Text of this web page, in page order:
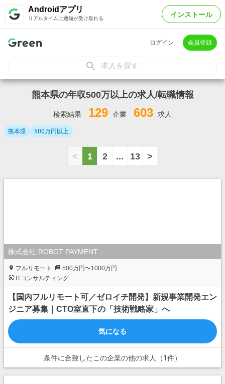
Androidアプリ
リアルタイムに通知が受け取れる インストール
ログイン 会員登録
求人を探す
熊本県の年収500万以上の求人/転職情報
検索結果 129 企業 603 求人
熊本県 500万円以上
< 1 2 ... 13 >
株式会社 ROBOT PAYMENT
フルリモート
500万円〜1000万円
ITコンサルティング
【国内フルリモート可／ゼロイチ開発】新規事業開発エン
ジニア募集｜CTO室直下の「技術戦略家」へ
気になる
条件に合致したこの企業の他の求人（1件）